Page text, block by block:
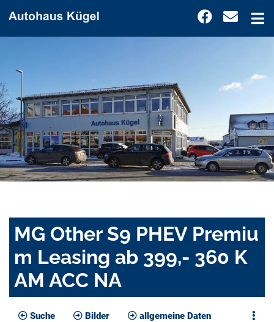
MG Other S9 PHEV Premiu
m Leasing ab 399,- 360 K
AM ACC NA
Suche Bilder allgemeine Daten